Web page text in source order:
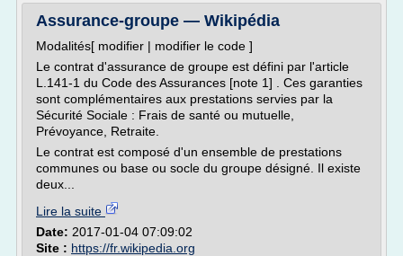
Assurance-groupe — Wikipédia
Modalités[ modifier | modifier le code ]
Le contrat d'assurance de groupe est défini par l'article
L.141-1 du Code des Assurances [note 1] . Ces garanties
sont complémentaires aux prestations servies par la
Sécurité Sociale : Frais de santé ou mutuelle,
Prévoyance, Retraite.
Le contrat est composé d'un ensemble de prestations
communes ou base ou socle du groupe désigné. Il existe
deux...
Lire la suite
Date: 2017-01-04 07:09:02
Site : https://fr.wikipedia.org